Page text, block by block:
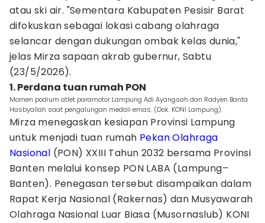
atau ski air. "Sementara Kabupaten Pesisir Barat
difokuskan sebagai lokasi cabang olahraga
selancar dengan dukungan ombak kelas dunia,"
jelas Mirza sapaan akrab gubernur, Sabtu
(23/5/2026).
1. Perdana tuan rumah PON
Momen podium atlet paramotor Lampung Adi Ayangsah dan Radyen Banta
Hasbyallah saat pengalungan medali emas. (Dok. KONI Lampung).
Mirza menegaskan kesiapan Provinsi Lampung
untuk menjadi tuan rumah Pekan Olahraga
Nasional (PON) XXIII Tahun 2032 bersama Provinsi
Banten melalui konsep PON LABA (Lampung–
Banten). Penegasan tersebut disampaikan dalam
Rapat Kerja Nasional (Rakernas) dan Musyawarah
Olahraga Nasional Luar Biasa (Musornaslub) KONI